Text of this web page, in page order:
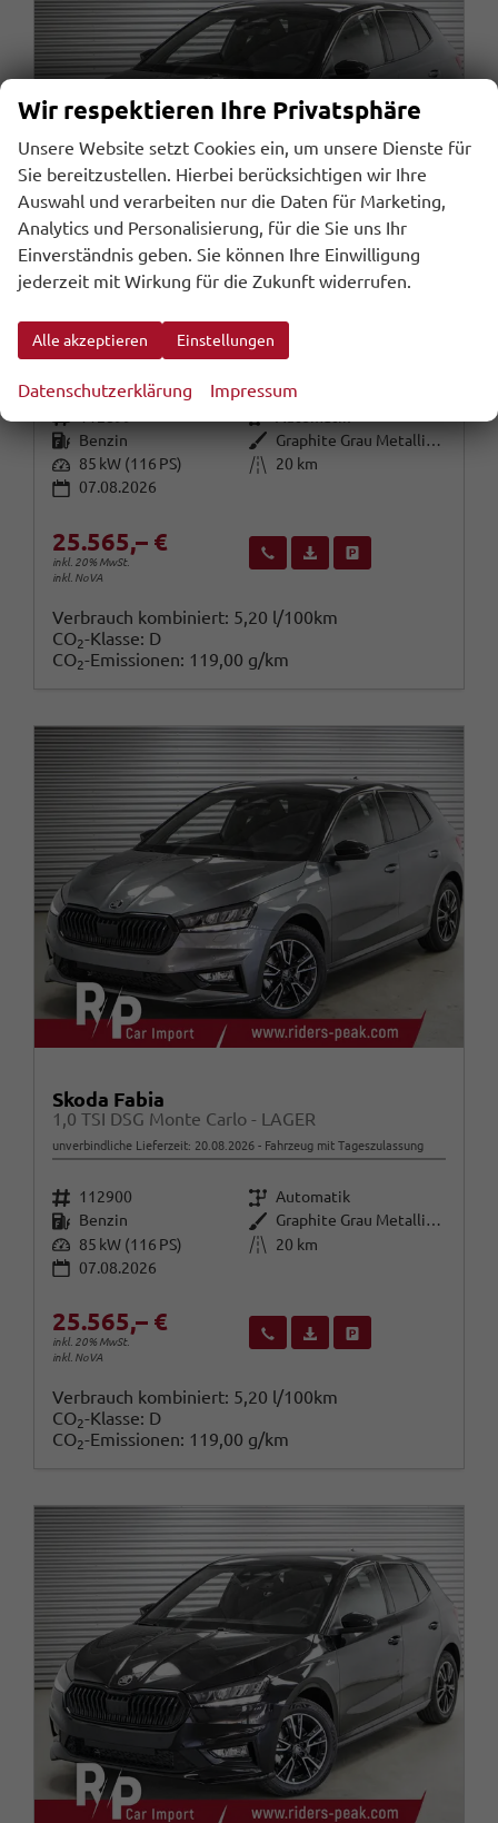
Skoda Fabia
1,0 TSI DSG Monte Carlo - LAGER
Kraftstoff Benzin Außenfarbe
Graphite Grau Metallic (5X)
Leistung 85 kW (116 PS) Kilometerstand
20 km
07.08.2026
25.565,– €
inkl. 20% MwSt.
inkl. NoVA
Wir rufen Sie anFahrzeugexposé (PDF)
Verbrauch kombiniert: 5,20 l/100km
CO2-Klasse: D
CO2-Emissionen: 119,00 g/km
Skoda Fabia
1,0 TSI DSG Monte Carlo - LAGER
unverbindliche Lieferzeit: 20.08.2026 Fahrzeug mit Tageszulassung
Fahrzeugnr. 112900 Getriebe Automatik
Kraftstoff Benzin Außenfarbe
Graphite Grau Metallic (5X)
Leistung 85 kW (116 PS) Kilometerstand
20 km
07.08.2026
25.565,– €
inkl. 20% MwSt.
inkl. NoVA
Wir rufen Sie anFahrzeugexposé (PDF)
Verbrauch kombiniert: 5,20 l/100km
CO2-Klasse: D
CO2-Emissionen: 119,00 g/km
Wir respektieren Ihre Privatsphäre
Unsere Website setzt Cookies ein, um unsere Dienste für
Sie bereitzustellen. Hierbei berücksichtigen wir Ihre
Auswahl und verarbeiten nur die Daten für Marketing,
Analytics und Personalisierung, für die Sie uns Ihr
Einverständnis geben. Sie können Ihre Einwilligung
jederzeit mit Wirkung für die Zukunft widerrufen.
Alle akzeptieren Einstellungen
Datenschutzerklärung Impressum